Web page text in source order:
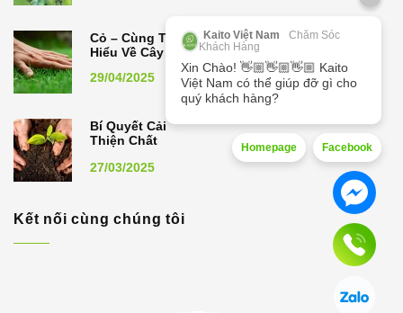
Cỏ – Cùng Tìm
Hiểu Về Cây Cỏ
29/04/2025
Bí Quyết Cải
Thiện Chất
Nâng Cao Năng
27/03/2025
Kết nối cùng chúng tôi
Kaito Việt Nam
Chăm Sóc
Khách Hàng
Xin Chào! 👋🏼👋🏼👋🏼 Kaito
Việt Nam có thể giúp đỡ gì cho
quý khách hàng?
Homepage Facebook